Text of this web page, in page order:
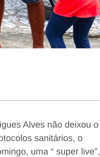
Alves não deixou o
sanitários, o
uma “ super live”,